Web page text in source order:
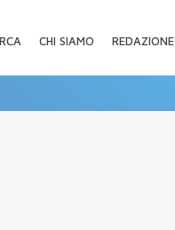
CHI SIAMO REDAZIONE